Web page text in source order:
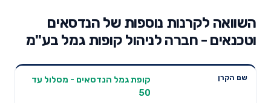
השוואה לקרנות נוספות של הנדסאים
וטכנאים - חברה לניהול קופות גמל בע"מ
שנתית 3
תשואה
דמי ניהול
קופת גמל הנדסאים - מסלול עד
50